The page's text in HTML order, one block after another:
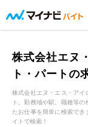
株式会社エヌ
ト・パートの
株式会社エヌ・エス・アイ
ト。勤務地や駅、職種等
たお仕事を簡単に検索で
イトで検索！